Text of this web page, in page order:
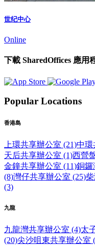
世纪中心
Online
下載 SharedOffices 應用
Popular Locations
香港島
上環共享辦公室 (21)中環
天后共享辦公室 (1)西營
金鐘共享辦公室 (11)銅鑼
(8)灣仔共享辦公室 (25)
(3)
九龍
九龍灣共享辦公室 (4)太
(20)尖沙咀東共享辦公室